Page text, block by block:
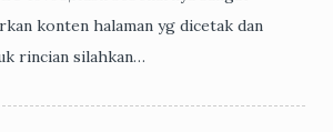
konten halaman yg dicetak dan
rincian silahkan…